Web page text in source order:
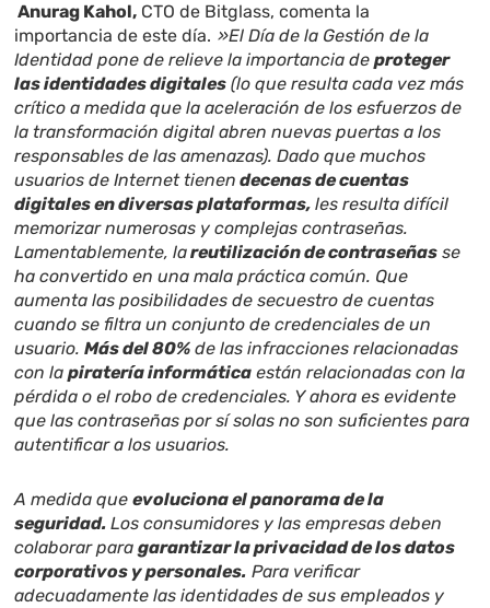
Anurag Kahol, CTO de Bitglass, comenta la
importancia de este día. »El Día de la Gestión de la
Identidad pone de relieve la importancia deproteger
las identidades digitales (lo que resulta cada vez más
crítico a medida que la aceleración de los esfuerzos de
la transformación digital abren nuevas puertas a los
responsables de las amenazas). Dado que muchos
usuarios de Internet tienen decenas de cuentas
digitales en diversas plataformas,les resulta difícil
memorizar numerosas y complejas contraseñas.
Lamentablemente, lareutilización de contraseñas se
ha convertido en una mala práctica común. Que
aumenta las posibilidades de secuestro de cuentas
cuando se filtra un conjunto de credenciales de un
usuario.Más del 80% de las infracciones relacionadas
con lapiratería informática están relacionadas con la
pérdida o el robo de credenciales. Y ahora es evidente
que las contraseñas por sí solas no son suficientes para
autentificar a los usuarios.
A medida queevoluciona el panorama de la
seguridad.Los consumidores y las empresas deben
colaborar paragarantizar la privacidad de los datos
corporativos y personales. Para verificar
adecuadamente las identidades de sus empleados y